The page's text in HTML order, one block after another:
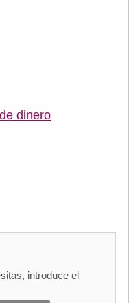
dinero
introduce el